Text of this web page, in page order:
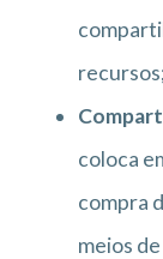
coloca
compra
meios